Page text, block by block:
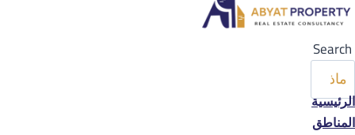
Search
الرئيسية
المناطق